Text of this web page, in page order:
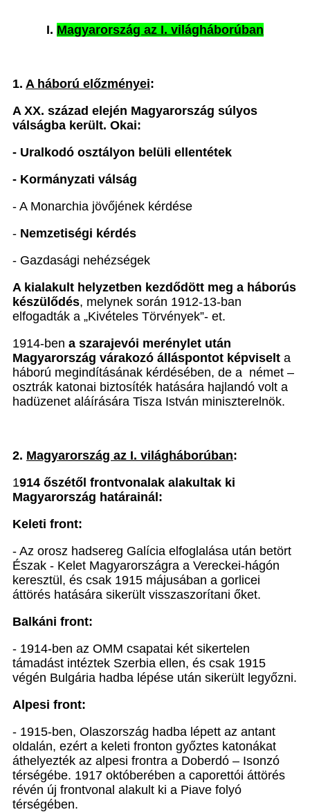
I. Magyarország az I. világháborúban
1. A háború előzményei:
A XX. század elején Magyarország súlyos
válságba került. Okai:
- Uralkodó osztályon belüli ellentétek
- Kormányzati válság
- A Monarchia jövőjének kérdése
- Nemzetiségi kérdés
- Gazdasági nehézségek
A kialakult helyzetben kezdődött meg a háborús
készülődés, melynek során 1912-13-ban
elfogadták a „Kivételes Törvények”- et.
1914-ben a szarajevói merénylet után
Magyarország várakozó álláspontot képviselt a
háború megindításának kérdésében, de a német –
osztrák katonai biztosíték hatására hajlandó volt a
hadüzenet aláírására Tisza István miniszterelnök.
2. Magyarország az I. világháborúban:
1914 őszétől frontvonalak alakultak ki
Magyarország határainál:
Keleti front:
- Az orosz hadsereg Galícia elfoglalása után betört
Észak - Kelet Magyarországra a Vereckei-hágón
keresztül, és csak 1915 májusában a gorlicei
áttörés hatására sikerült visszaszorítani őket.
Balkáni front:
- 1914-ben az OMM csapatai két sikertelen
támadást intéztek Szerbia ellen, és csak 1915
végén Bulgária hadba lépése után sikerült legyőzni.
Alpesi front:
- 1915-ben, Olaszország hadba lépett az antant
oldalán, ezért a keleti fronton győztes katonákat
áthelyezték az alpesi frontra a Doberdó – Isonzó
térségébe. 1917 októberében a caporettói áttörés
révén új frontvonal alakult ki a Piave folyó
térségében.